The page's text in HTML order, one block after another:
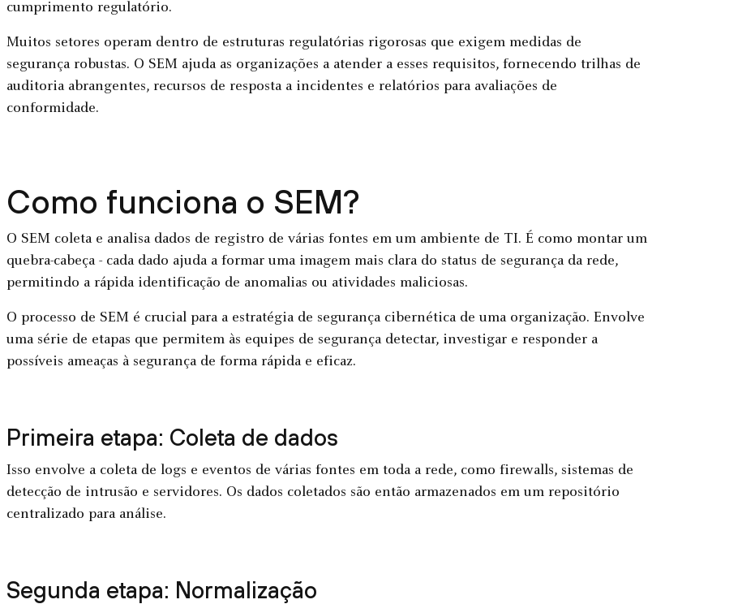
cumprimento regulatório.
Muitos setores operam dentro de estruturas regulatórias rigorosas que exigem medidas de
segurança robustas. O SEM ajuda as organizações a atender a esses requisitos, fornecendo trilhas de
auditoria abrangentes, recursos de resposta a incidentes e relatórios para avaliações de
conformidade.
Como funciona o SEM?
O SEM coleta e analisa dados de registro de várias fontes em um ambiente de TI. É como montar um
quebra-cabeça - cada dado ajuda a formar uma imagem mais clara do status de segurança da rede,
permitindo a rápida identificação de anomalias ou atividades maliciosas.
O processo de SEM é crucial para a estratégia de segurança cibernética de uma organização. Envolve
uma série de etapas que permitem às equipes de segurança detectar, investigar e responder a
possíveis ameaças à segurança de forma rápida e eficaz.
Primeira etapa: Coleta de dados
Isso envolve a coleta de logs e eventos de várias fontes em toda a rede, como firewalls, sistemas de
detecção de intrusão e servidores. Os dados coletados são então armazenados em um repositório
centralizado para análise.
Segunda etapa: Normalização